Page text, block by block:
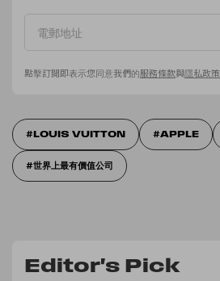
點擊訂閱即表示您同意我們的服務條款與隱私政策
LOUIS VUITTON APPLE
世界上最有價值公司
Editor's Pick